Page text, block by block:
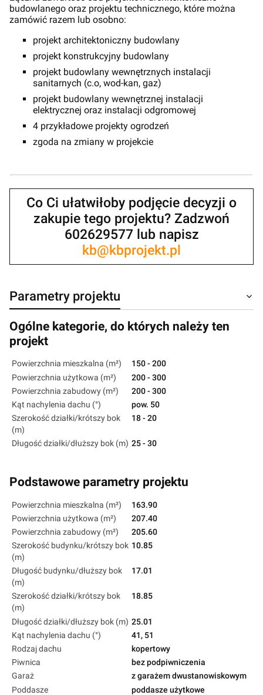
budowlanego oraz projektu technicznego, które można
zamówić razem lub osobno:
projekt architektoniczny budowlany
projekt konstrukcyjny budowlany
projekt budowlany wewnętrznych instalacji
sanitarnych (c.o, wod-kan, gaz)
projekt budowlany wewnętrznej instalacji
elektrycznej oraz instalacji odgromowej
4 przykładowe projekty ogrodzeń
zgoda na zmiany w projekcie
Co Ci ułatwiłoby podjęcie decyzji o
zakupie tego projektu? Zadzwoń
602629577 lub napisz
kb@kbprojekt.pl
Parametry projektu
Ogólne kategorie, do których należy ten
projekt
Powierzchnia mieszkalna (m²)
150 - 200
Powierzchnia użytkowa (m²)
200 - 300
Powierzchnia zabudowy (m²)
200 - 300
Kąt nachylenia dachu (°)
pow. 50
Szerokość działki/krótszy bok
(m)
18 - 20
Długość działki/dłuższy bok (m) 25 - 30
Podstawowe parametry projektu
Powierzchnia mieszkalna (m²)
163.90
Powierzchnia użytkowa (m²)
207.40
Powierzchnia zabudowy (m²)
205.60
Szerokość budynku/krótszy bok
(m)
10.85
Długość budynku/dłuższy bok
(m)
17.01
Szerokość działki/krótszy bok
(m)
18.85
Długość działki/dłuższy bok (m) 25.01
Kąt nachylenia dachu (°)
41, 51
Rodzaj dachu
kopertowy
Piwnica
bez podpiwniczenia
Garaż
z garażem dwustanowiskowym
Poddasze
poddasze użytkowe